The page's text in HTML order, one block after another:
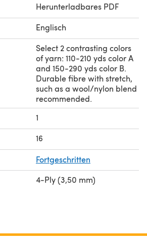
Herunterladbares PDF
Englisch
Select 2 contrasting colors
of yarn: 110-210 yds color A
and 150-290 yds color B.
Durable fibre with stretch,
such as a wool/nylon blend
recommended.
1
16
Fortgeschritten
4-Ply (3,50 mm)